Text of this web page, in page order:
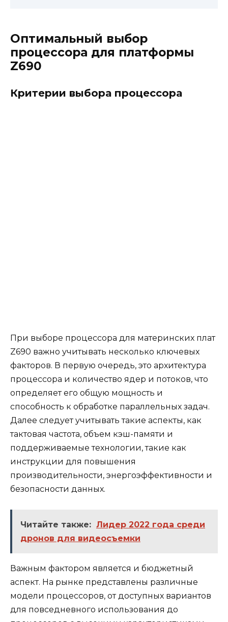
Оптимальный выбор
процессора для платформы
Z690
Критерии выбора процессора
При выборе процессора для материнских плат
Z690 важно учитывать несколько ключевых
факторов. В первую очередь, это архитектура
процессора и количество ядер и потоков, что
определяет его общую мощность и
способность к обработке параллельных задач.
Далее следует учитывать такие аспекты, как
тактовая частота, объем кэш-памяти и
поддерживаемые технологии, такие как
инструкции для повышения
производительности, энергоэффективности и
безопасности данных.
Читайте также: Лидер 2022 года среди
дронов для видеосъемки
Важным фактором является и бюджетный
аспект. На рынке представлены различные
модели процессоров, от доступных вариантов
для повседневного использования до